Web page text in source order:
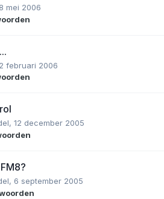
8 mei 2006
2 februari 2006
, 12 december 2005
, 6 september 2005